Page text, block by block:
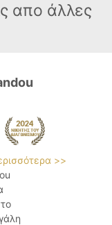
απο άλλες
>>